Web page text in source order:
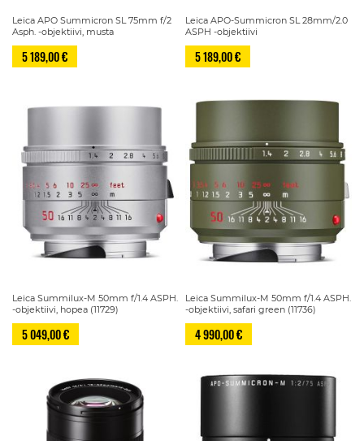
Leica APO Summicron SL 75mm f/2
Asph. -objektiivi, musta
5 189,00 €
Leica APO-Summicron SL 28mm/2.0
ASPH -objektiivi
5 189,00 €
Leica Summilux-M 50mm f/1.4 ASPH.
-objektiivi, hopea (11729)
5 049,00 €
Leica Summilux-M 50mm f/1.4 ASPH.
-objektiivi, safari green (11736)
4 990,00 €